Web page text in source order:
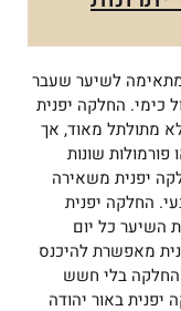
לשיער שעבר
כימי. החלקה יפנית
מתולתל מאוד, אך
שונות
יפנית משאירה
החלקה יפנית
השיער כל יום
מאפשרת להיכנס
בלי חשש
באור יהודה